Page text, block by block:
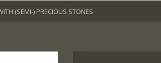
(SEMI-) PRECIOUS STONES